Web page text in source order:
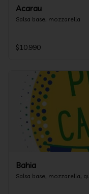
Acarau
Salsa base, mozzarella
$10.990
Bahia
Salsa base, mozzarella,